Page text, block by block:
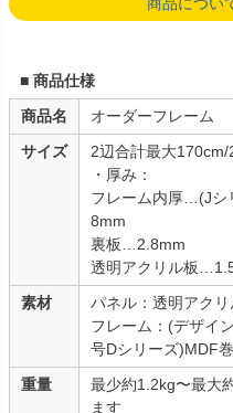
商品につい
■ 商品仕様
商品名
オーダーフレーム
サイズ
2辺合計最大170cm/
・厚み：
フレーム内厚…(J
8mm
裏板…2.8mm
透明アクリル板
素材
パネル：透明アク
フレーム：(デザイ
号Dシリーズ)MDF
重量
最少約1.2kg〜最
ます